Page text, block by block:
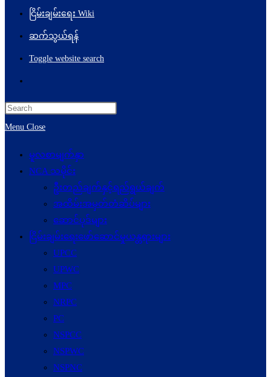
ငြိမ်းချမ်းရေး Wiki
ဆက်သွယ်ရန်
Toggle website search
Menu Close
မူလစာမျက်နှာ
NCA သမိုင်း
ဦးတည်ချက်နှင့်ရည်ရွယ်ချက်
အထိမ်းအမှတ်တံဆိပ်များ
ဆောင်ပုဒ်များ
ငြိမ်းချမ်းရေးဖော်‌ဆောင်မှုယန္တရားများ
UPCC
UPWC
MPC
NRPC
PC
NSPCC
NSPWC
NSPNC